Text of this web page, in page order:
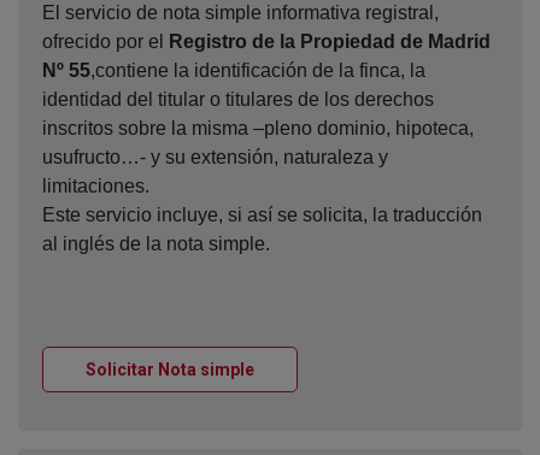
El servicio de nota simple informativa registral,
ofrecido por el
Registro de la Propiedad de Madrid
Nº 55,contiene la identificación de la finca, la
identidad del titular o titulares de los derechos
inscritos sobre la misma –pleno dominio, hipoteca,
usufructo…- y su extensión, naturaleza y
limitaciones.
Este servicio incluye, si así se solicita, la traducción
al inglés de la nota simple.
Solicitar Nota simpleVentana nueva